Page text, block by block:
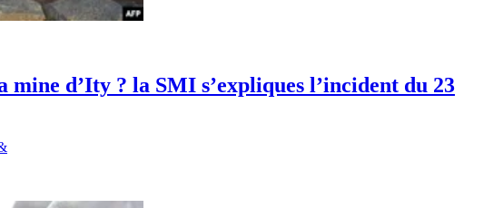
d’Ity ? la SMI s’expliques l’incident du 23